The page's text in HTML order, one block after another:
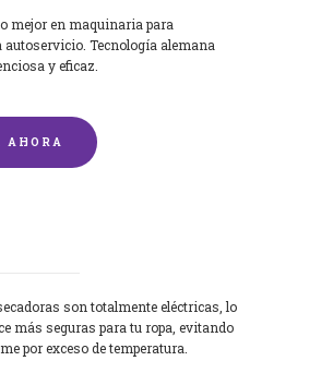
mejor en maquinaria para
autoservicio. Tecnología alemana
y eficaz.
AHORA
son totalmente eléctricas, lo
más seguras para tu ropa, evitando
por exceso de temperatura.